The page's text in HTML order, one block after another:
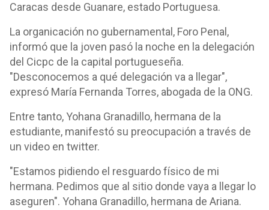
Caracas desde Guanare, estado Portuguesa.
La organicación no gubernamental, Foro Penal,
informó que la joven pasó la noche en la delegación
del Cicpc de la capital portugueseña.
"Desconocemos a qué delegación va a llegar",
expresó María Fernanda Torres, abogada de la ONG.
Entre tanto, Yohana Granadillo, hermana de la
estudiante, manifestó su preocupación a través de
un video en twitter.
"Estamos pidiendo el resguardo físico de mi
hermana. Pedimos que al sitio donde vaya a llegar lo
aseguren". Yohana Granadillo, hermana de Ariana.